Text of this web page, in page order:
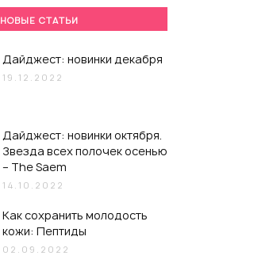
НОВЫЕ СТАТЬИ
Дайджест: новинки декабря
19.12.2022
Дайджест: новинки октября.
Звезда всех полочек осенью
– The Saem
14.10.2022
Как сохранить молодость
кожи: Пептиды
02.09.2022